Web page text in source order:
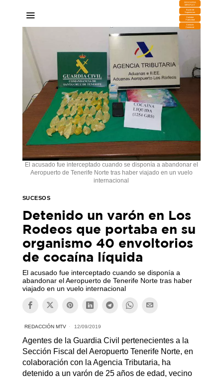
DESCARGA
MIRAPLAY
Buzón de
Sugerencias
Contratar
Publicidad
Contacto
Comercial
El acusado fue interceptado cuando se disponía a abandonar el
Aeropuerto de Tenerife Norte tras haber viajado en un vuelo
internacional
SUCESOS
Detenido un varón en Los
Rodeos que portaba en su
organismo 40 envoltorios
de cocaína líquida
El acusado fue interceptado cuando se disponía a
abandonar el Aeropuerto de Tenerife Norte tras haber
viajado en un vuelo internacional
REDACCIÓN MTV 12/09/2019
Agentes de la Guardia Civil pertenecientes a la
Sección Fiscal del Aeropuerto Tenerife Norte, en
colaboración con la Agencia Tributaria, ha
detenido a un varón de 25 años de edad, vecino